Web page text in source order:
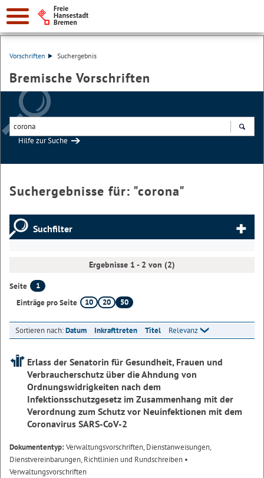
Vorschriften Suchergebnis
Bremische Vorschriften
Hilfe zur Suche
Suchergebnisse für: "corona"
Suchfilter
Ergebnisse 1 - 2 von (2)
Seite
1
Einträge pro Seite
10 20 50
Sortieren nach:Datum Inkrafttreten Titel Relevanz
Erlass der Senatorin für Gesundheit, Frauen und
Verbraucherschutz über die Ahndung von
Ordnungswidrigkeiten nach dem
Infektionsschutzgesetz im Zusammenhang mit der
Verordnung zum Schutz vor Neuinfektionen mit dem
Coronavirus SARS-CoV-2
Dokumententyp:Verwaltungsvorschriften, Dienstanweisungen,
Dienstvereinbarungen, Richtlinien und Rundschreiben •
Verwaltungsvorschriften